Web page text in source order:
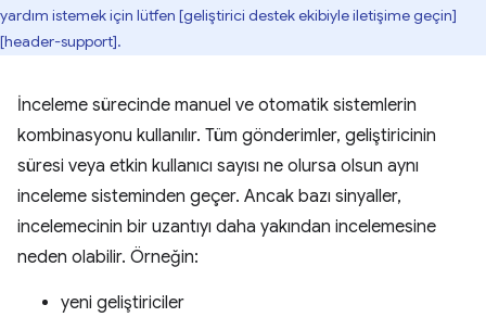
yardım istemek için lütfen [geliştirici destek ekibiyle iletişime geçin]
[header-support].
İnceleme sürecinde manuel ve otomatik sistemlerin
kombinasyonu kullanılır. Tüm gönderimler, geliştiricinin
süresi veya etkin kullanıcı sayısı ne olursa olsun aynı
inceleme sisteminden geçer. Ancak bazı sinyaller,
incelemecinin bir uzantıyı daha yakından incelemesine
neden olabilir. Örneğin:
yeni geliştiriciler